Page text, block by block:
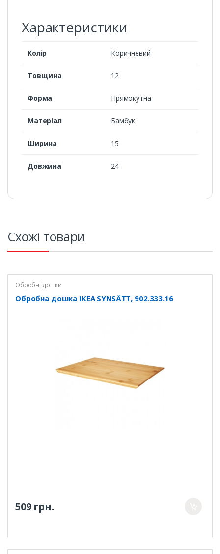
Характеристики
Колір Коричневий
Товщина 12
Форма Прямокутна
Матеріал Бамбук
Ширина 15
Довжина 24
Схожі товари
Обробні дошки
Обробна дошка ІКЕА SYNSÄTT, 902.333.16
509 грн.